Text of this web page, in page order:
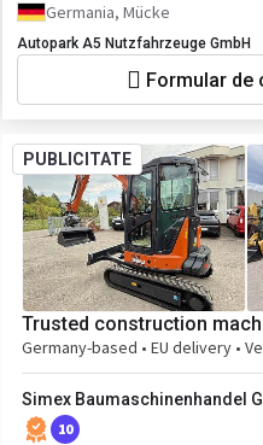
Germania, Mücke
Autopark A5 Nutzfahrzeuge GmbH
Formular de
PUBLICITATE
Trusted construction
Germany-based • EU delivery •
Simex Baumaschinenhandel
10